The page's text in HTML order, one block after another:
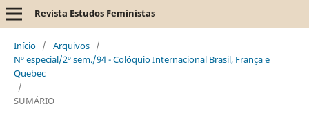
Revista Estudos Feministas
Início / Arquivos /
Nº especial/2º sem./94 - Colóquio Internacional Brasil, França e
Quebec
/
SUMÁRIO